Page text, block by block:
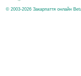
© 2003-2026 Закарпаття онлайн